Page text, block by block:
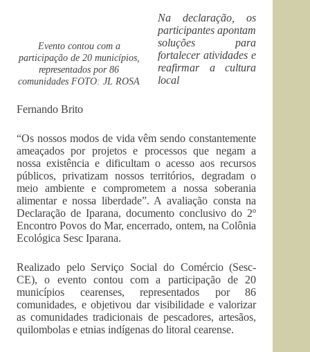
Evento contou com a
participação de 20 municípios,
representados por 86
comunidades FOTO: JL ROSA
Na declaração, os
participantes apontam
soluções para
fortalecer atividades e
reafirmar a cultura
local
Fernando Brito
“Os nossos modos de vida vêm sendo constantemente
ameaçados por projetos e processos que negam a
nossa existência e dificultam o acesso aos recursos
públicos, privatizam nossos territórios, degradam o
meio ambiente e comprometem a nossa soberania
alimentar e nossa liberdade”. A avaliação consta na
Declaração de Iparana, documento conclusivo do 2º
Encontro Povos do Mar, encerrado, ontem, na Colônia
Ecológica Sesc Iparana.
Realizado pelo Serviço Social do Comércio (Sesc-
CE), o evento contou com a participação de 20
municípios cearenses, representados por 86
comunidades, e objetivou dar visibilidade e valorizar
as comunidades tradicionais de pescadores, artesãos,
quilombolas e etnias indígenas do litoral cearense.